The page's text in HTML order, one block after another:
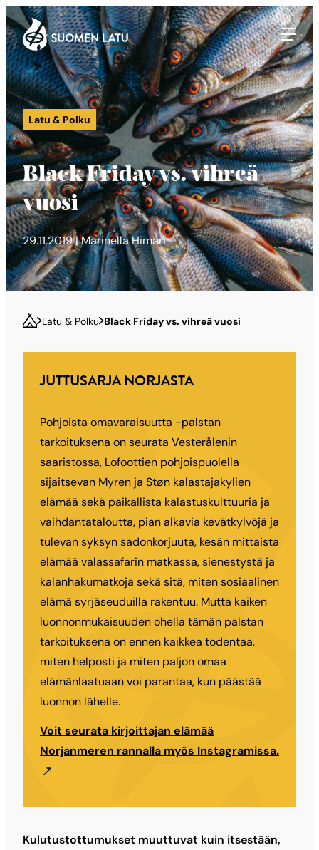
Siirry
suoraan
sisältöön
Suomen Latu
Latu & Polku
Black Friday vs. vihreä
vuosi
29.11.2019 | Marinella Himari
Latu & Polku Black Friday vs. vihreä vuosi
JUTTUSARJA NORJASTA
Pohjoista omavaraisuutta -palstan
tarkoituksena on seurata Vesterålenin
saaristossa, Lofoottien pohjoispuolella
sijaitsevan Myren ja Støn kalastajakylien
elämää sekä paikallista kalastuskulttuuria ja
vaihdantataloutta, pian alkavia kevätkylvöjä ja
tulevan syksyn sadonkorjuuta, kesän mittaista
elämää valassafarin matkassa, sienestystä ja
kalanhakumatkoja sekä sitä, miten sosiaalinen
elämä syrjäseuduilla rakentuu. Mutta kaiken
luonnonmukaisuuden ohella tämän palstan
tarkoituksena on ennen kaikkea todentaa,
miten helposti ja miten paljon omaa
elämänlaatuaan voi parantaa, kun päästää
luonnon lähelle.
Voit seurata kirjoittajan elämää
Norjanmeren rannalla myös Instagramissa.
Kulutustottumukset muuttuvat kuin itsestään,